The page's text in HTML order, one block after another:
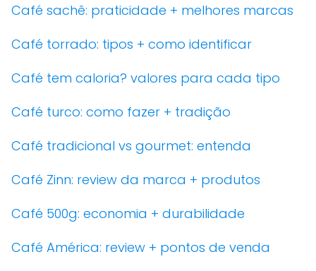
Café sachê: praticidade + melhores marcas
Café torrado: tipos + como identificar
Café tem caloria? valores para cada tipo
Café turco: como fazer + tradição
Café tradicional vs gourmet: entenda
Café Zinn: review da marca + produtos
Café 500g: economia + durabilidade
Café América: review + pontos de venda